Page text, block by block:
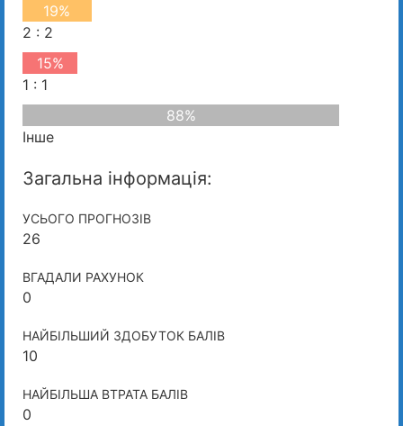
19%
2 : 2
15%
1 : 1
88%
Інше
Загальна інформація:
УСЬОГО ПРОГНОЗІВ
26
ВГАДАЛИ РАХУНОК
0
НАЙБІЛЬШИЙ ЗДОБУТОК БАЛІВ
10
НАЙБІЛЬША ВТРАТА БАЛІВ
0